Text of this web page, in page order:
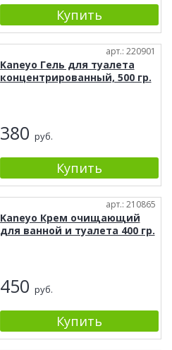
арт.: 220901
Kaneyo Гель для туалета
концентрированный, 500 гр.
380 руб.
арт.: 210865
Kaneyo Крем очищающий
для ванной и туалета 400 гр.
450 руб.